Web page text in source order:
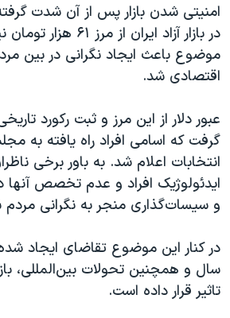
امنیتی شدن بازار پس از آن شدت
در بازار آزاد ایران
موضوع باعث ایجاد نگرانی در بین
اقتصادی شد.
عبور دلار از این مرز و ثبت رکورد
گرفت که اسامی افراد راه یافته به
انتخابات اعلام شد. به باور برخی
ایدئولوژیک افراد و عدم تخصص
و سیسات‌گذاری منجر به نگرانی
در کنار این موضوع تقاضای ایجاد شده
سال و همچنین تحولات بین‌المللی،
تاثیر قرار داده است.